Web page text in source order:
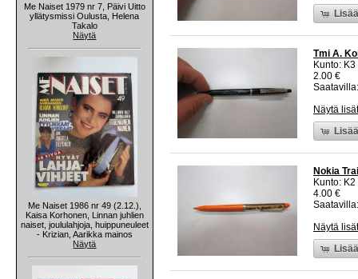
Me Naiset 1979 nr 7, Päivi Uitto
yllätysmissi Oulusta, Helena
Takalo
Näytä
Me Naiset 1986 nr 49 (2.12.),
Kaisa Korhonen, Linnan juhlien
naiset, joululahjoja, huippuneuleet
- Krizian, Aarikka mainos
Näytä
Tmi A.
Kunto:
2.00 €
Näytä
Nokia
Kunto:
4.00 €
Näytä